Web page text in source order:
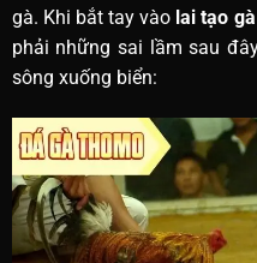
gà. Khi bắt tay vào lai tạo
phải những sai lầm sau
sông xuống biển: